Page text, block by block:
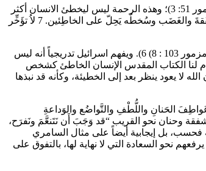
وكل خاطئ يستطيع أن يعتمد على رحمة الله المذهلة وغير المحدودة كما جاء في سفر المزامير “رحَمْني يا أَللهُ بِحَسَبِ رَحمَتِكَ وبِكَثرَةِ رأفَتِكَ اَمْحُ مَعاصِيّ”(مزمور 51: 3)؛ وهذه الرحمة ليس ليخطئ الانسان أكثر
كما جاء في تعليم يشوع بن سيراخ “لا تَكُنْ واثِقًا مِن نَيلِ الغُفْران حَتَّى تَزيدَ خَطيئَةً على خَطيئَة. 6 ولا تَقُلْ: ((رَحمَتُه عَظيمة فيَغفِرُ كَثرَةَ خَطايايَ)) فإِنَّ عِندَه الشَّفَقةَ والغَضَب وسُخطُه يَحِلّ على الخاطِئين. 7 لاُ تؤَخِّر
ولكنّ هذه الرحمة الالهية ليست ضعفاً، بل دعوة إلى التوبة: “: ((توبوا عن طُرُقكُمُ السًّيئة ” (2 ملوك 13: 17) فان “الرَّبُّ رؤوفٌ رَحيم طَويلُ الأَناة كَثيرُ الرَّحمَة” (مزمور 103 : 8) 6). ويفهم اسرائيل تدريجياً أنه ليس
لنا الكتاب المقدس الإنسان الخاطئ كشخص
الشَّعبِ بِحَسَبِ عَظيمِ رَحمَتِكَ” (عدد 14: 19). وهذا الغفران فعال لدرجة أن الله لا يعود ينظر بعد إلى الخطيئة، وكأنه قد نبذها
الحَنانِ واللُّطْفِ والتَّواضُع والوَداعةِ
كما أَنَّ أَباكُم رَحيم”(لوقا 6: 36)، بأن يكون لهم قلب مثل قلبه، كله شفقة وحنان نحو القريب “قد وَجَبَ أَن نَتَنعَّمَ ونَفرَح،
ولم تكن عاطفية فحسب، بل إيجابية أيضاً على مثال السامري
على هذا النحو فقط يندمجون في حركة الرحمة الإلهية، التي نأتيهم من عند الآب، يسوع المسيح، بفضل روح المحبة (فيلبي 2: 1)، وهو يرفعهم نحو السعادة التي لا نهاية لها، بالتفوق على